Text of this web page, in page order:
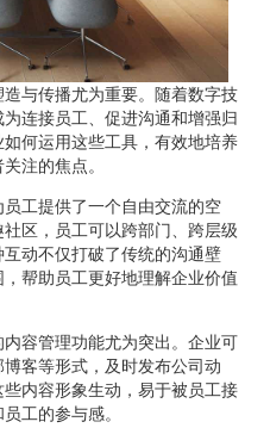
与传播尤为重要。随着数字技
连接员工、促进沟通和增强归
何运用这些工具，有效地培养
注的焦点。
工提供了一个自由交流的空
区，员工可以跨部门、跨层级
动不仅打破了传统的沟通壁
帮助员工更好地理解企业价值
容管理功能尤为突出。企业可
客等形式，及时发布公司动
内容形象生动，易于被员工接
工的参与感。